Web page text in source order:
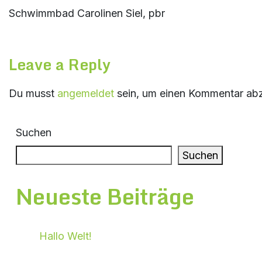
Schwimmbad Carolinen Siel, pbr
Leave a Reply
Du musst angemeldet sein, um einen Kommentar
Suchen
Suchen
Neueste Beiträge
Hallo Welt!